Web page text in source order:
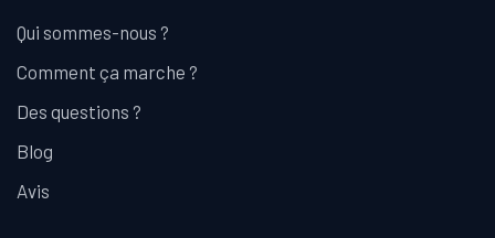
Qui sommes-nous ?
Comment ça marche ?
Des questions ?
Blog
Avis